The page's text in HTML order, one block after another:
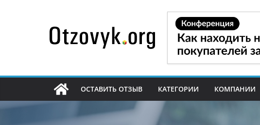
содержимому
ОСТАВИТЬ ОТЗЫВ КАТЕГОРИИ КОМПАНИИ